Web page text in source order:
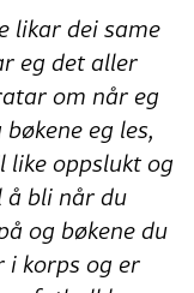
likar dei same
eg det aller
om når eg
eg les,
like oppslukt og
å bli når du
og bøkene du
i korps og er